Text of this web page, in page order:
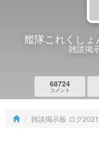
艦隊これくし
雑談掲
68724
コメント
雑談掲示板 ログ